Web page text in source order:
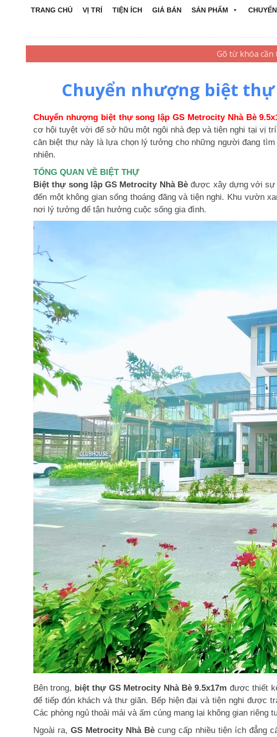
TRANG CHỦ VỊ TRÍ TIỆN ÍCH GIÁ BÁN SẢN PHẨM
Chuyển nhượng biệt thự
Chuyển nhượng biệt thự song lập GS Metrocity Nhà Bè
cơ hội tuyệt vời để sở hữu một ngôi nhà đẹp và tiện nghi tại vị
căn biệt thự này là lựa chọn lý tưởng cho những người đang
nhiên.
TỔNG QUAN VỀ BIỆT THỰ
Biệt thự song lập GS Metrocity Nhà Bèđược xây dựng với sự
đến một không gian sống thoáng đãng và tiện nghi. Khu vườn
nơi lý tưởng để tận hưởng cuộc sống gia đình.
Bên trong, biệt thự GS Metrocity Nhà Bè 9.5x17m được thiết
để tiếp đón khách và thư giãn. Bếp hiện đại và tiện nghi được
Các phòng ngủ thoải mái và ấm cúng mang lại không gian riêng
Ngoài ra,GS Metrocity Nhà Bè cung cấp nhiều tiện ích đẳng